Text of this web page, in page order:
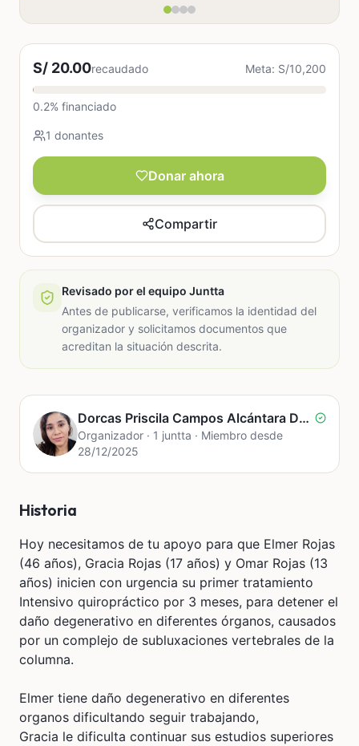
S/ 20.00recaudado Meta: S/10,200
0.2% financiado
1 donantes
Donar ahora
Compartir
Revisado por el equipo Juntta
Antes de publicarse, verificamos la identidad del
organizador y solicitamos documentos que
acreditan la situación descrita.
Dorcas Priscila Campos Alcántara De Rojas
Organizador · 1 juntta · Miembro desde
28/12/2025
Historia
Hoy necesitamos de tu apoyo para que Elmer Rojas
(46 años), Gracia Rojas (17 años) y Omar Rojas (13
años) inicien con urgencia su primer tratamiento
Intensivo quiropráctico por 3 meses, para detener el
daño degenerativo en diferentes órganos, causados
por un complejo de subluxaciones vertebrales de la
columna.
Elmer tiene daño degenerativo en diferentes
organos dificultando seguir trabajando,
Gracia le dificulta continuar sus estudios superiores